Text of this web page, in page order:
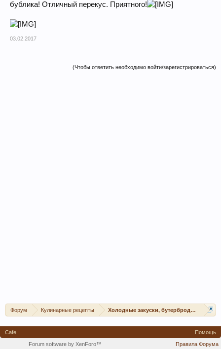
бублика! Отличный перекус. Приятного!
03.02.2017
(Чтобы ответить необходимо войти/зарегистрироваться)
Форум Кулинарные рецепты Холодные закуски, бутерброды, канапе,
Cafe
Помощь
Правила Форума
Forum software by XenForo™